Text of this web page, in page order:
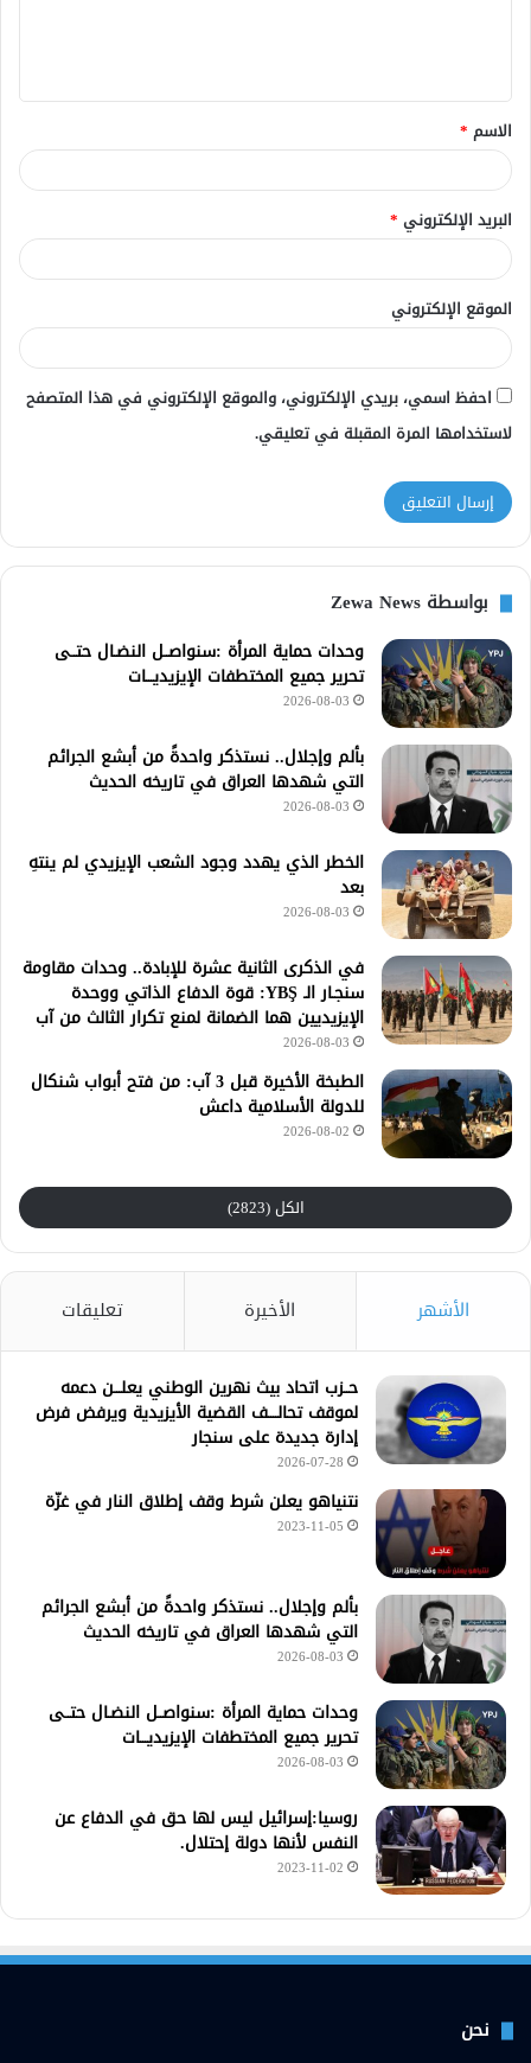
ق
*
الاسم *
البريد الإلكتروني *
الموقع الإلكتروني
احفظ اسمي، بريدي الإلكتروني، والموقع الإلكتروني في هذا المتصفح
لاستخدامها المرة المقبلة في تعليقي.
بواسطة Zewa News
وحدات حماية المرأة :سنواصــل النضـال حتــى
تحرير جميع المختطفات الإيزيديـــات
2026-08-03
بألم وإجلال.. نستذكر واحدةً من أبشع الجرائم
التي شهدها العراق في تاريخه الحديث
2026-08-03
الخطر الذي يهدد وجود الشعب الإيزيدي لم ينتهِ
بعد
2026-08-03
في الذكرى الثانية عشرة للإبادة.. وحدات مقاومة
سنجـار الـ YBŞ: قوة الدفاع الذاتي ووحدة
الإيزيديين هما الضمانة لمنع تكرار الثالث من آب
2026-08-03
الطبخة الأخيرة قبل 3 آب: من فتح أبواب شنكال
للدولة الأسلامية داعش
2026-08-02
الكل (2823)
الأشهر الأخيرة تعليقات
حــزب اتحاد بيث نهرين الوطني يعلـــن دعمه
لموقف تحالــــف القضية الأيزيدية ويرفض فرض
إدارة جديدة على سنجار
2026-07-28
نتنياهو يعلن شرط وقف إطلاق النار في غزّة
2023-11-05
بألم وإجلال.. نستذكر واحدةً من أبشع الجرائم
التي شهدها العراق في تاريخه الحديث
2026-08-03
وحدات حماية المرأة :سنواصــل النضـال حتــى
تحرير جميع المختطفات الإيزيديـــات
2026-08-03
روسيا:إسرائيل ليس لها حق في الدفاع عن
النفس لأنها دولة إحتلال.
2023-11-02
نحن